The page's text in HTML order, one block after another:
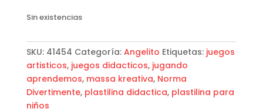
Sin existencias
SKU: 41454 Categoría: Angelito Etiquetas: juegos
artisticos, juegos didacticos, jugando
aprendemos, massa kreativa, Norma
Divertimente, plastilina didactica, plastilina para
niños